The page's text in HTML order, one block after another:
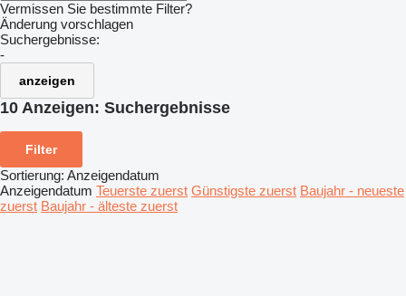
Vermissen Sie bestimmte Filter?
Änderung vorschlagen
Suchergebnisse:
-
anzeigen
10 Anzeigen: Suchergebnisse
Filter
Sortierung: Anzeigendatum
Anzeigendatum Teuerste zuerst Günstigste zuerst Baujahr - neueste
zuerst Baujahr - älteste zuerst